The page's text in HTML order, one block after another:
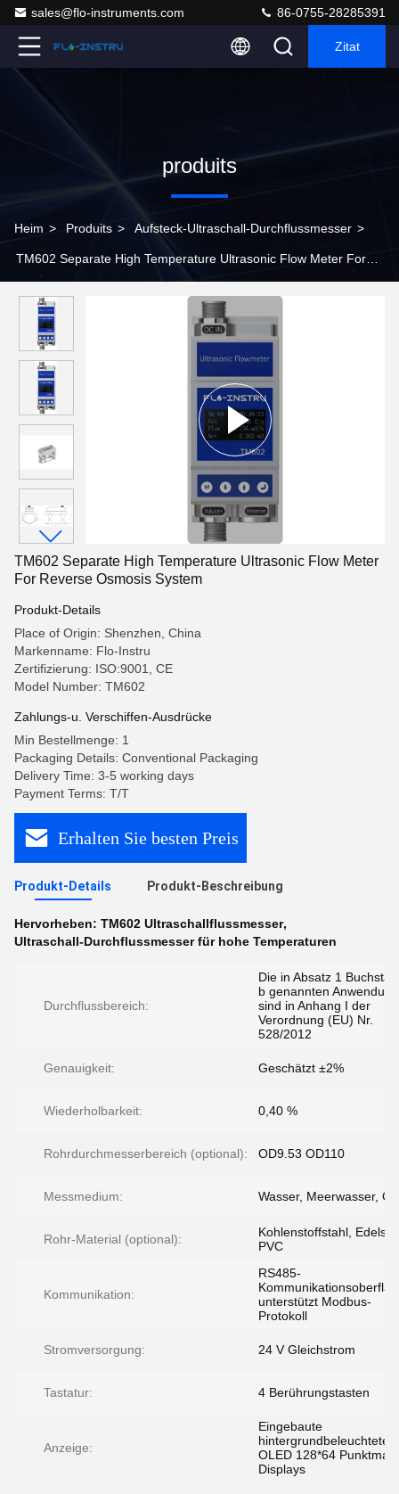
sales@flo-instruments.com 86-0755-28285391
Zitat
produits
Heim > Produits > Aufsteck-Ultraschall-Durchflussmesser >
TM602 Separate High Temperature Ultrasonic Flow Meter For
TM602 Separate High Temperature Ultrasonic Flow Meter
For Reverse Osmosis System
Produkt-Details
Place of Origin: Shenzhen, China
Markenname: Flo-Instru
Zertifizierung: ISO:9001, CE
Model Number: TM602
Zahlungs-u. Verschiffen-Ausdrücke
Min Bestellmenge: 1
Packaging Details: Conventional Packaging
Delivery Time: 3-5 working days
Payment Terms: T/T
Erhalten Sie besten Preis
Produkt-Details Produkt-Beschreibung
Hervorheben: TM602 Ultraschallflussmesser,
Ultraschall-Durchflussmesser für hohe Temperaturen
Durchflussbereich:
Die in Absatz 1
b genannten
sind in Anhang I der
Verordnung (EU) Nr.
528/2012
Genauigkeit: Geschätzt ±2%
Wiederholbarkeit: 0,40 %
Rohrdurchmesserbereich (optional): OD9.53 OD110
Messmedium: Wasser, Meerwasser, Öl
Rohr-Material (optional):
Kohlenstoffstahl,
PVC
Kommunikation:
RS485-
unterstützt Modbus-
Protokoll
Stromversorgung: 24 V Gleichstrom
Tastatur: 4 Berührungstasten
Anzeige:
Eingebaute
hintergrundbeleuchtete
OLED 128*64
Displays